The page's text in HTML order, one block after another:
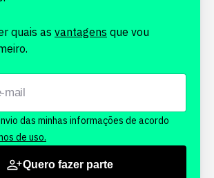
quais as vantagens que vou
das minhas informações de acordo
de uso.
Quero fazer parte